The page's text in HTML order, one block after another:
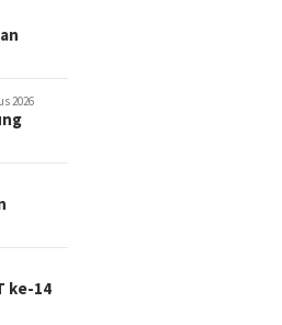
2026
ke-14